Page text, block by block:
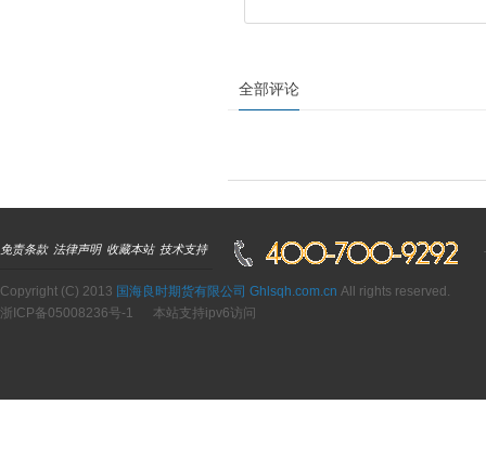
全部评论
免责条款 法律声明 收藏本站 技术支持
Copyright (C) 2013 国海良时期货有限公司 Ghlsqh.com.cn All rights reserved.
浙ICP备05008236号-1 本站支持ipv6访问